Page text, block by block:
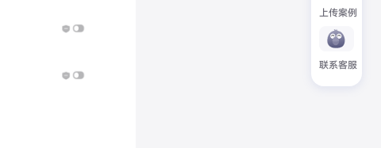
上传案例
联系客服